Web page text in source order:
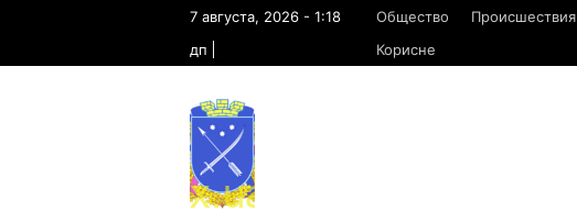
7 августа, 2026 - 1:18
дп
Общество Происшествия
Корисне